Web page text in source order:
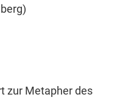
zur Metapher des